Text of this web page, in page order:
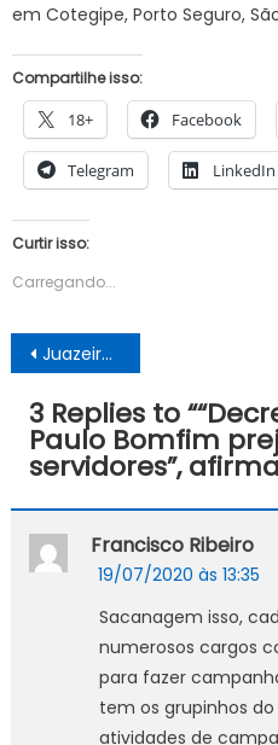
em Cotegipe, Porto Seguro,
Compartilhe isso:
18+ Facebook
Telegram LinkedIn
Curtir isso:
Carregando...
Navegação
de
Post
Juazeiro: Prefeito inaugura praça no Jardim São Paulo, iniciada em 2018
3 Replies to “
Paulo Bomfim
servidores”,
Francisco Ribeiro
19/07/2020 às 13:35
Sacanagem isso,
numerosos cargos
para fazer
tem os grupinhos
atividades de